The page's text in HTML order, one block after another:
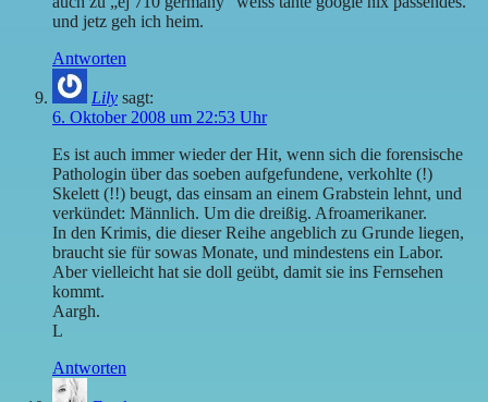
und jetz geh ich heim.
Antworten
Lily sagt:
6. Oktober 2008 um 22:53 Uhr
Es ist auch immer wieder der Hit, wenn sich die forensische
Pathologin über das soeben aufgefundene, verkohlte (!)
Skelett (!!) beugt, das einsam an einem Grabstein lehnt, und
verkündet: Männlich. Um die dreißig. Afroamerikaner.
In den Krimis, die dieser Reihe angeblich zu Grunde liegen,
braucht sie für sowas Monate, und mindestens ein Labor.
Aber vielleicht hat sie doll geübt, damit sie ins Fernsehen
kommt.
Aargh.
L
Antworten